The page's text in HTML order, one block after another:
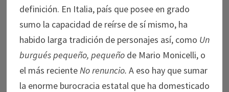
definición. En Italia, país que posee en grado
sumo la capacidad de reírse de sí mismo, ha
habido larga tradición de personajes así, como Un
burgués pequeño, pequeñode Mario Monicelli, o
el más reciente No renuncio. A eso hay que sumar
la enorme burocracia estatal que ha domesticado